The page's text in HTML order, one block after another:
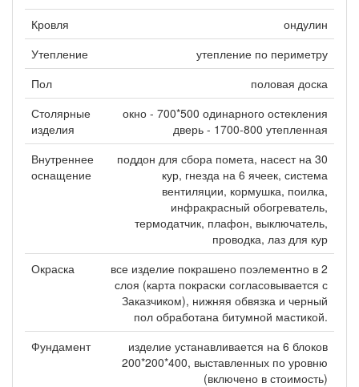
Кровля
ондулин
Утепление
утепление по периметру
Пол
половая доска
Столярные
изделия
окно - 700*500 одинарного остекления
дверь - 1700-800 утепленная
Внутреннее
оснащение
поддон для сбора помета, насест на 30
кур, гнезда на 6 ячеек, система
вентиляции, кормушка, поилка,
инфракрасный обогреватель,
термодатчик, плафон, выключатель,
проводка, лаз для кур
Окраска
все изделие покрашено поэлементно в 2
слоя (карта покраски согласовывается с
Заказчиком), нижняя обвязка и черный
пол обработана битумной мастикой.
Фундамент
изделие устанавливается на 6 блоков
200*200*400, выставленных по уровню
(включено в стоимость)